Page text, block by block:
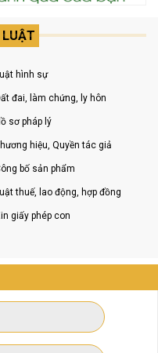
LUẬT
hình sự
đai, làm chứng, ly hôn
sơ pháp lý
hiệu, Quyền tác giả
bố sản phẩm
thuế, lao động, hợp đồng
giấy phép con